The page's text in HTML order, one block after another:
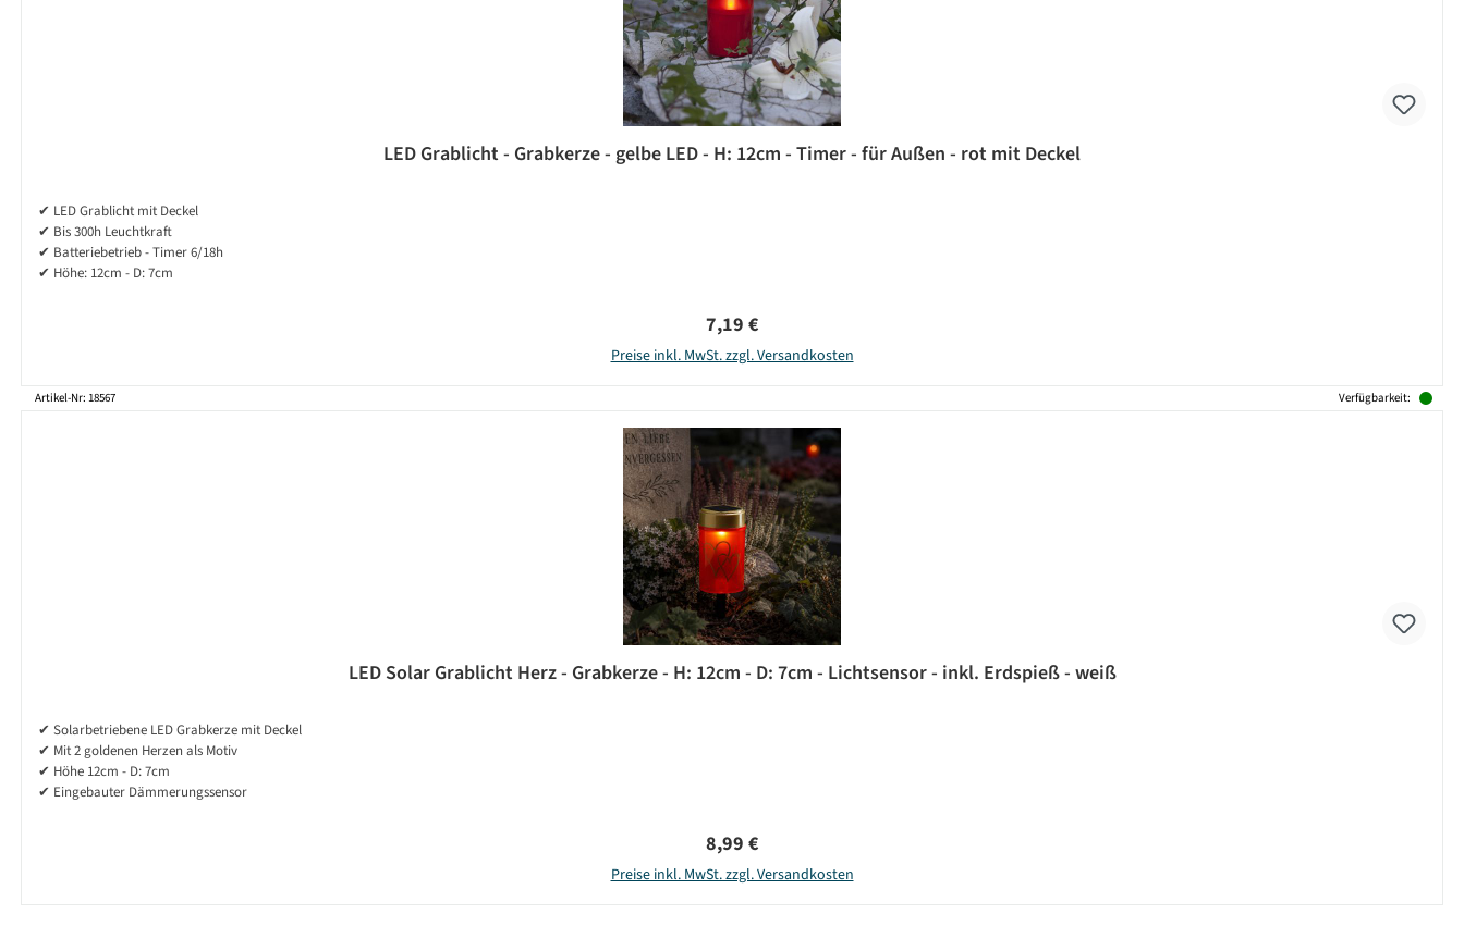
LED Grablicht - Grabkerze - gelbe LED - H: 12cm - Timer - für Außen - rot mit Deckel
✔ LED Grablicht mit Deckel
✔ Bis 300h Leuchtkraft
✔ Batteriebetrieb - Timer 6/18h
✔ Höhe: 12cm - D: 7cm
Regulärer Preis:
7,19 €
Preise inkl. MwSt. zzgl. Versandkosten
Artikel-Nr: 18567 Verfügbarkeit:
LED Solar Grablicht Herz - Grabkerze - H: 12cm - D: 7cm - Lichtsensor - inkl. Erdspieß - weiß
✔ Solarbetriebene LED Grabkerze mit Deckel
✔ Mit 2 goldenen Herzen als Motiv
✔ Höhe 12cm - D: 7cm
✔ Eingebauter Dämmerungssensor
Regulärer Preis:
8,99 €
Preise inkl. MwSt. zzgl. Versandkosten